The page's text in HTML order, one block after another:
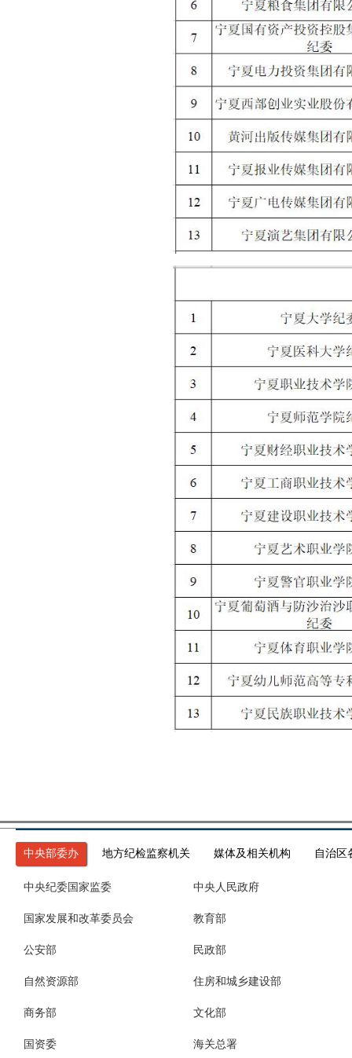
中央部委办 地方纪检监察机关 媒体及相关机构 自治区
中央纪委国家监委 中央人民政府
国家发展和改革委员会 教育部
公安部 民政部
自然资源部 住房和城乡建设部
商务部 文化部
国资委 海关总署